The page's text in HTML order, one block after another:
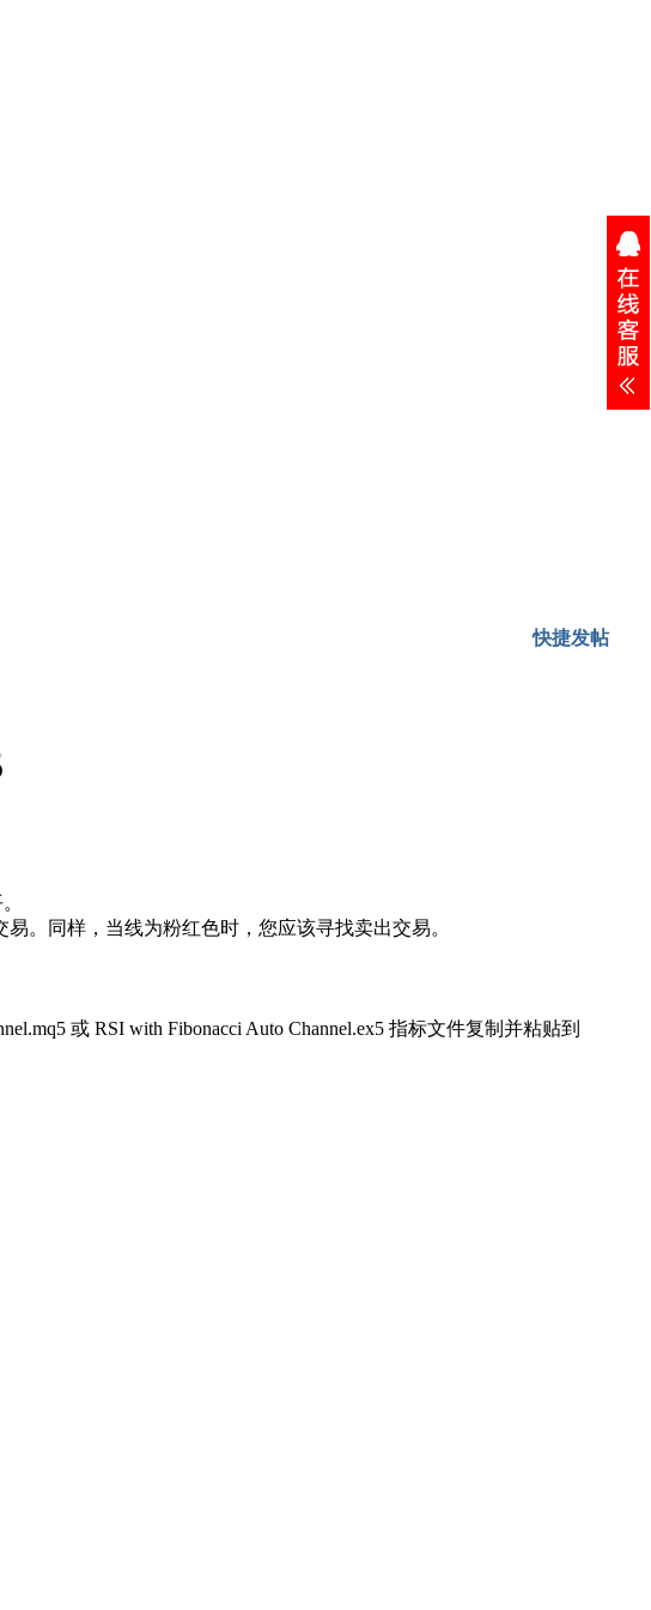
快捷发帖
。同样，当线为粉红色时，您应该寻找卖出交易。
或 RSI with Fibonacci Auto Channel.ex5 指标文件复制并粘贴到